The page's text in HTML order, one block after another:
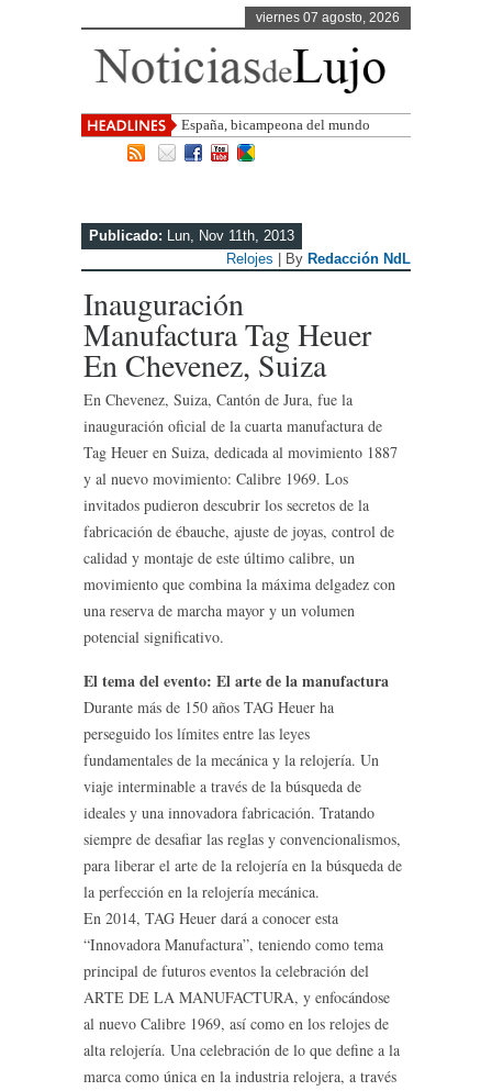
viernes 07 agosto, 2026
España, bicampeona del mundo
Publicado: Lun, Nov 11th, 2013
Relojes | By Redacción NdL
Inauguración
Manufactura Tag Heuer
En Chevenez, Suiza
En Chevenez, Suiza, Cantón de Jura, fue la
inauguración oficial de la cuarta manufactura de
Tag Heuer en Suiza, dedicada al movimiento 1887
y al nuevo movimiento: Calibre 1969. Los
invitados pudieron descubrir los secretos de la
fabricación de ébauche, ajuste de joyas, control de
calidad y montaje de este último calibre, un
movimiento que combina la máxima delgadez con
una reserva de marcha mayor y un volumen
potencial significativo.
El tema del evento: El arte de la manufactura
Durante más de 150 años TAG Heuer ha
perseguido los límites entre las leyes
fundamentales de la mecánica y la relojería. Un
viaje interminable a través de la búsqueda de
ideales y una innovadora fabricación. Tratando
siempre de desafiar las reglas y convencionalismos,
para liberar el arte de la relojería en la búsqueda de
la perfección en la relojería mecánica.
En 2014, TAG Heuer dará a conocer esta
“Innovadora Manufactura”, teniendo como tema
principal de futuros eventos la celebración del
ARTE DE LA MANUFACTURA, y enfocándose
al nuevo Calibre 1969, así como en los relojes de
alta relojería. Una celebración de lo que define a la
marca como única en la industria relojera, a través